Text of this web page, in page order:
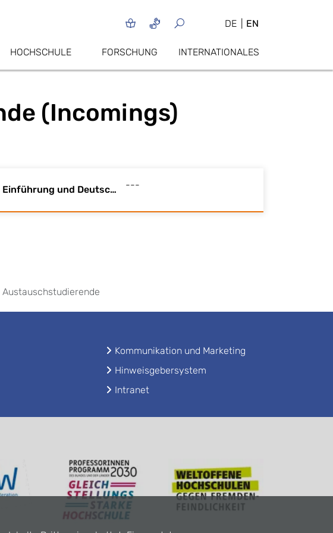
DE EN
HOCHSCHULE FORSCHUNG INTERNATIONALES
(Incomings)
Einführung und Deutschintensivkurs ---
Kommunikation und Marketing
Hinweisgebersystem
Intranet